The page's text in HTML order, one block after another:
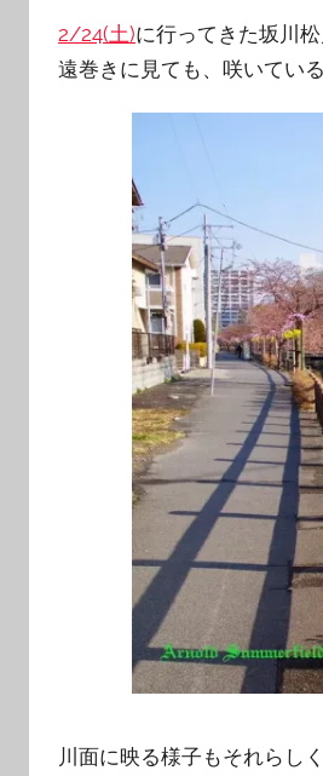
2/24(土)に行ってきた坂川
遠巻きに見ても、咲いてい
川面に映る様子もそれらし